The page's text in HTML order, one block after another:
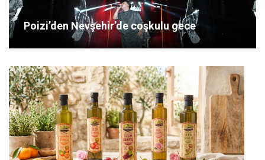
Poizi’den Nevşehir’de coşkulu gece